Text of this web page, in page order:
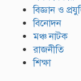
বিজ্ঞান ও
বিনোদন
মঞ্চ নাটক
রাজনীতি
শিক্ষা